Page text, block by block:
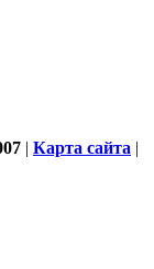
| Карта сайта |